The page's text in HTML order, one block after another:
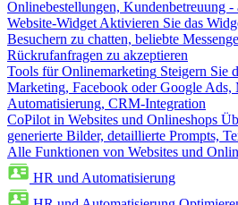
Onlinebestellungen, Kundenbetreuung -
Website-Widget Aktivieren Sie das
Besuchern zu chatten, beliebte
Rückrufanfragen zu akzeptieren
Tools für Onlinemarketing Steigern Sie
Marketing, Facebook oder Google Ads,
Automatisierung, CRM-Integration
CoPilot in Websites und Onlineshops
generierte Bilder, detaillierte Prompts,
Alle Funktionen von Websites und
HR und Automatisierung